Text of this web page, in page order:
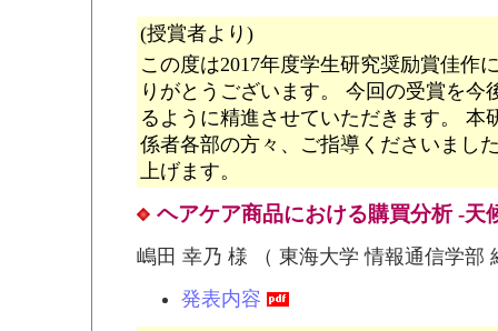
(授賞者より)
この度は2017年度学生研究奨励賞佳作
りがとうございます。 今回の受賞を今
るように精進させていただきます。 本
係者各部の方々、ご指導くださいまし
上げます。
ヘアケア商品における購買分析 -天
嶋田 幸乃 様 （ 東海大学 情報通信学部
発表内容